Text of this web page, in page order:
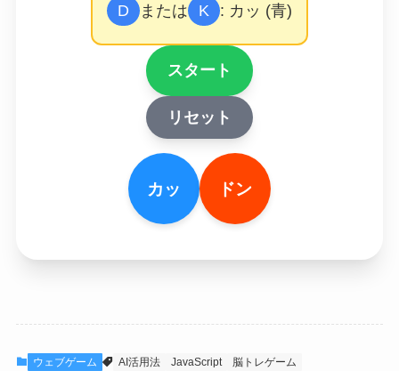
D または K : カッ (青)
スタート
リセット
カッ ドン
ウェブゲーム AI活用法 JavaScript 脳トレゲーム